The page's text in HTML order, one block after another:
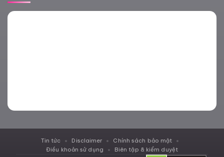
Tin tức Disclaimer
Chính sách bảo mật
Điều khoản sử dụng
Biên tập & kiểm duyệt